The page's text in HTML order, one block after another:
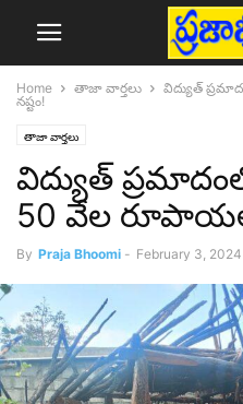
Home తాజా వార్తలు
విద్యుత్
నష్టం!
తాజా వార్తలు
విద్యుత్ ప్రమాదంలో
50 వేల రూపాయల
By Praja Bhoomi - February 3, 2024